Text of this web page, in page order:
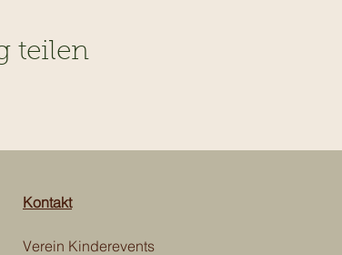
teilen
Kontakt
Verein Kinderevents